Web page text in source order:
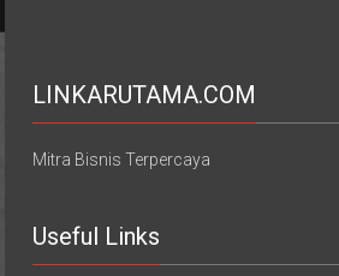
LINKARUTAMA.COM
Mitra Bisnis Terpercaya
Useful Links